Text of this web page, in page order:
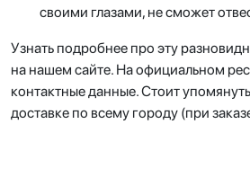
своими глазами, не сможет
Узнать подробнее про эту
на нашем сайте. На официальном
контактные данные. Стоит
доставке по всему городу (при